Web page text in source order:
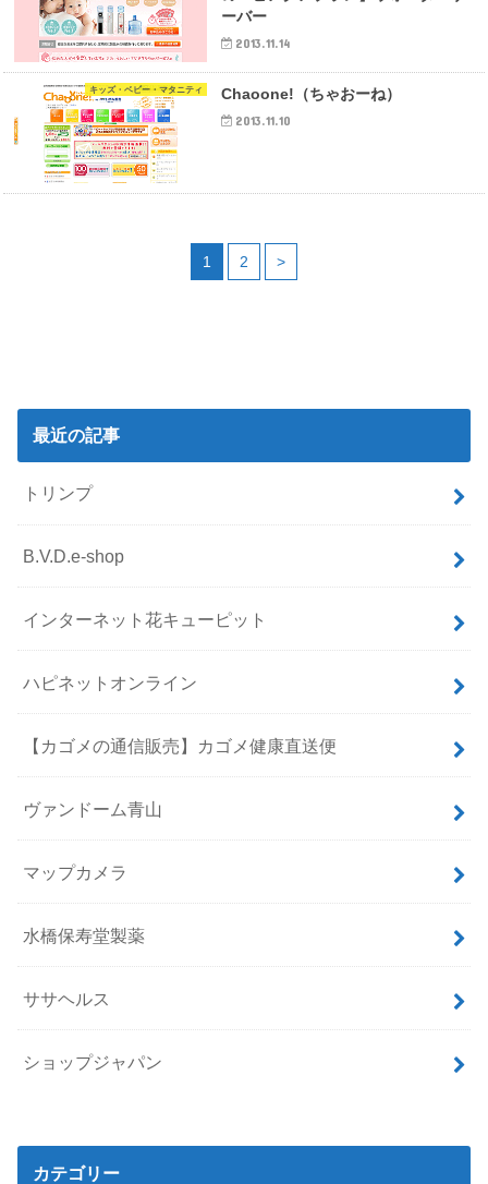
ーバー
2013.11.14
キッズ・ベビー・マタニティ Chaoone!（ちゃおーね）
2013.11.10
1 2 >
最近の記事
トリンプ
B.V.D.e-shop
インターネット花キューピット
ハピネットオンライン
【カゴメの通信販売】カゴメ健康直送便
ヴァンドーム青山
マップカメラ
水橋保寿堂製薬
ササヘルス
ショップジャパン
カテゴリー